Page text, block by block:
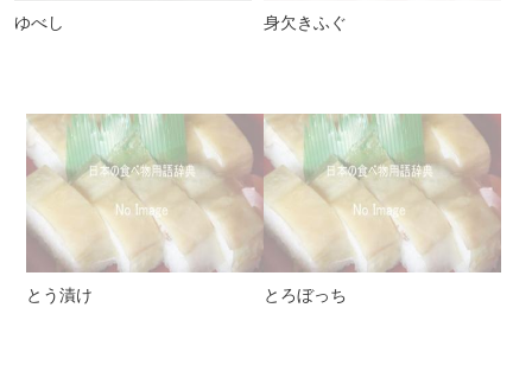
ゆべし 身欠きふぐ
とう漬け とろぼっち